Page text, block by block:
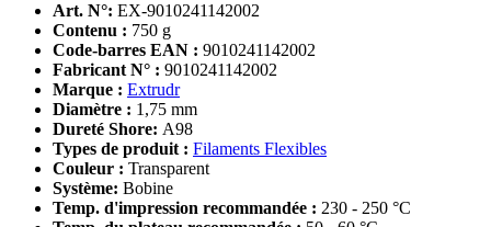
Art. N°: EX-9010241142002
Contenu : 750 g
Code-barres EAN : 9010241142002
Fabricant N° : 9010241142002
Marque : Extrudr
Diamètre : 1,75 mm
Dureté Shore: A98
Types de produit : Filaments Flexibles
Couleur : Transparent
Système: Bobine
Temp. d'impression recommandée : 230 - 250 °C